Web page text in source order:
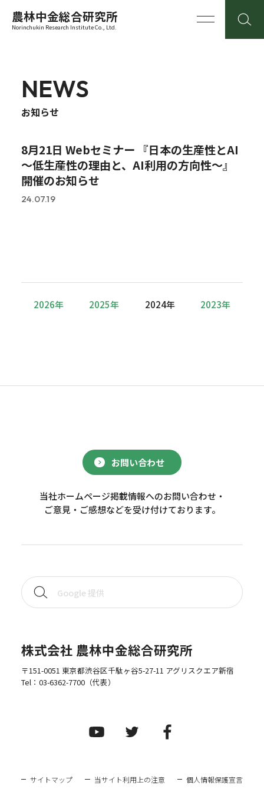
農林中金総合研究所
Norinchukin Research Institute Co., Ltd.
NEWS
お知らせ
8月21日 Webセミナー 『日本の生産性とAI
～低生産性の理由と、AI利用の方向性～』
開催のお知らせ
24.07.19
2026年 2025年 2024年 2023年
お問い合わせ
当社ホームページ掲載情報へのお問い合わせ・
ご意見・ご感想などを受け付けております。
株式会社 農林中金総合研究所
〒151-0051 東京都渋谷区千駄ヶ谷5-27-11 アグリスクエア新宿
Tel： 03-6362-7700（代表）
サイトマップ 当サイト利用上の注意 個人情報保護宣言